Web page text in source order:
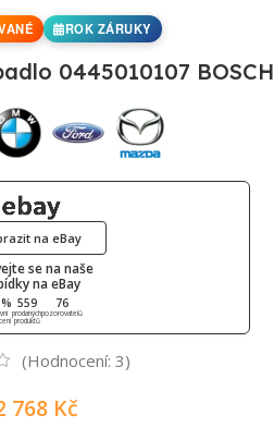
ROK ZÁRUKY
0445010107 BOSCH
se na naše
na eBay
559
prodaných
produktů
76
pozorovatelů
na eBay
(Hodnocení: 3)
768 Kč